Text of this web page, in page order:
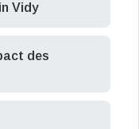
Vidy
des